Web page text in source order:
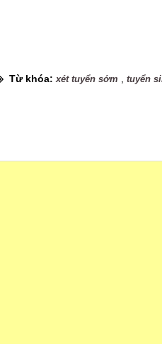
Từ khóa: xét tuyển sớm tuyển